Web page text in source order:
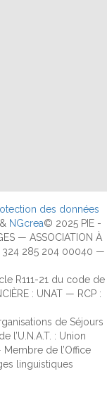
des données
& NGcrea© 2025 PIE -
— ASSOCIATION À
: 324 285 204 00040 —
R111-21 du code de
: UNAT — RCP :
de Séjours
l’U.N.A.T. : Union
de l’Office
linguistiques